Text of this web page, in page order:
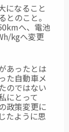
になること
のこと。
へ、電池
kgへ変更
あったとは
た自動車メ
のではない
にとって
政策変更に
たように思